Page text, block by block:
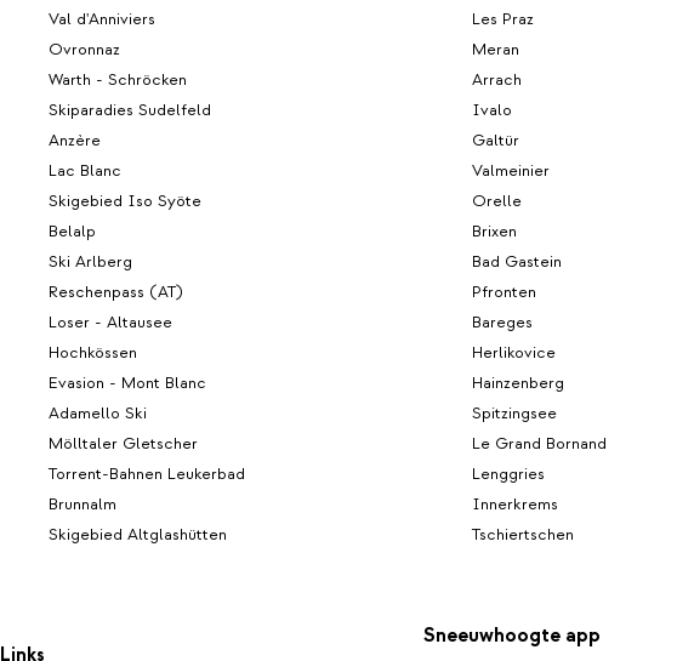
Val d'Anniviers
Ovronnaz
Warth - Schröcken
Skiparadies Sudelfeld
Anzère
Lac Blanc
Skigebied Iso Syöte
Belalp
Ski Arlberg
Reschenpass (AT)
Loser - Altausee
Hochkössen
Evasion - Mont Blanc
Adamello Ski
Mölltaler Gletscher
Torrent-Bahnen Leukerbad
Brunnalm
Skigebied Altglashütten
Les Praz
Meran
Arrach
Ivalo
Galtür
Valmeinier
Orelle
Brixen
Bad Gastein
Pfronten
Bareges
Herlikovice
Hainzenberg
Spitzingsee
Le Grand Bornand
Lenggries
Innerkrems
Tschiertschen
Links
Sneeuwhoogte app